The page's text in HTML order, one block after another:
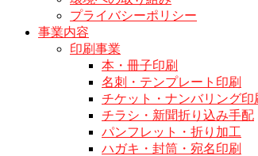
プライバシーポリシー
事業内容
印刷事業
本・冊子印刷
名刺・テンプレート印刷
チケット・ナンバリング印
チラシ・新聞折り込み手配
パンフレット・折り加工
ハガキ・封筒・宛名印刷